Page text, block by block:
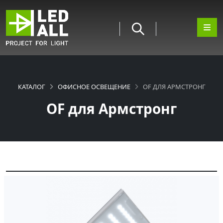
OF для Армстронг
КАТАЛОГ ОФИСНОЕ ОСВЕЩЕНИЕ OF ДЛЯ АРМСТРОНГ